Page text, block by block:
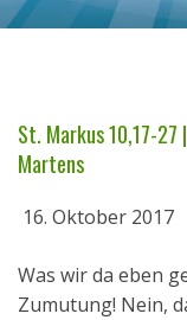
Über uns
Geistliches
Termine
St. Markus 10,17-
Martens
16. Oktober 2017
Was wir da eben
Zumutung! Nein,